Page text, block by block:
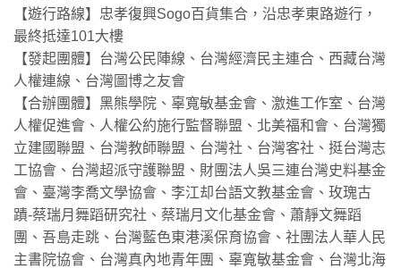
【遊行路線】忠孝復興Sogo百貨集合，沿忠孝東路遊行，
最終抵達101大樓
【發起團體】台灣公民陣線、台灣經濟民主連合、西藏台灣
人權連線、台灣圖博之友會
【合辦團體】黑熊學院、辜寬敏基金會、激進工作室、台灣
人權促進會、人權公約施行監督聯盟、北美福和會、台灣獨
立建國聯盟、台灣教師聯盟、台灣社、台灣客社、挺台灣志
工協會、台灣超派守護聯盟、財團法人吳三連台灣史料基金
會、臺灣李喬文學協會、李江却台語文教基金會、玫瑰古
蹟-蔡瑞月舞蹈研究社、蔡瑞月文化基金會、蕭靜文舞蹈
團、吾島走跳、台灣藍色東港溪保育協會、社團法人華人民
主書院協會、台灣真內地青年團、辜寬敏基金會、台灣北海